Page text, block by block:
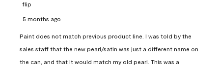
flip
5 months ago
Paint does not match previous product line. I was told by the
sales staff that the new pearl/satin was just a different name on
the can, and that it would match my old pearl. This was a